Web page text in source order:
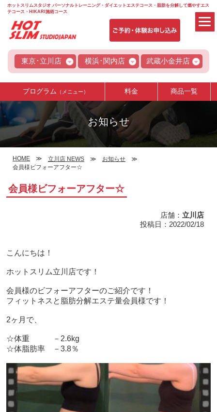
ホットスリムスタジオ パーソナルトレーニング・ダイエットエステコース・脂肪を分解して燃やすエス
テコース・HIKARI施術コース
東京･立川店 横浜･関内店 武蔵小金井店
プログラム （メニュー） 料金 商品一覧
お知らせ
HOME 立川店 NEWS
お知らせ
会員様ビフォーアフター☆
会員様ビフォーアフター☆
店舗： 立川店
投稿日：2022/02/18
こんにちは！
ホットスリム立川店です！
会員様のビフォーアフターのご紹介です！
フィットネスと脂肪分解エステ量会員様です！
2ヶ月で、
☆体重 －2.6kg
☆体脂肪率 －3.8％